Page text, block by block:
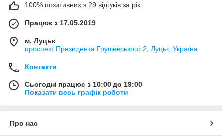
100% позитивних з 29 відгуків за рік
Працює з 17.05.2019
м. Луцьк
проспект Президента Грушевського 2, Луцьк, Україна
Контакти
Сьогодні працює з 10:00 до 19:00
Показати весь графік роботи
Про нас